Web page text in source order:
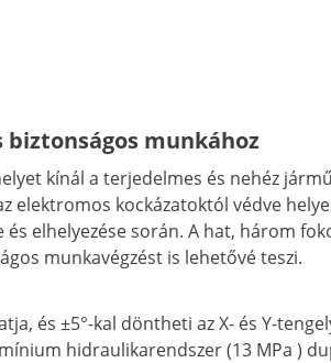
munkához
kínál a terjedelmes és nehéz
kockázatoktól védve
elhelyezése során. A hat, három
munkavégzést is lehetővé teszi.
és ±5°-kal döntheti az X- és Y-
hidraulikarendszer (13 MPa )